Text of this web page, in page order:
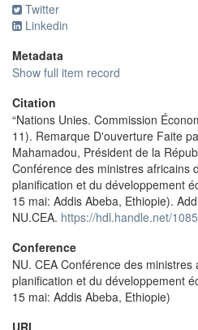
Twitter
Linkedin
Metadata
Show full item record
Citation
“Nations Unies. Commission
11). Remarque D'ouverture Faite
Mahamadou, Président de la
Conférence des ministres africains
planification et du développement
15 mai: Addis Abeba, Ethiopie).
NU.CEA. https://hdl.handle.net/
Conference
NU. CEA Conférence des
planification et du développement
15 mai: Addis Abeba, Ethiopie)